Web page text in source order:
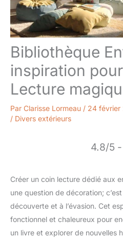
Bibliothèque
inspiration
Lecture
Par Clarisse Lormeau / 24 février
/ Divers extérieurs
4.8/5
Créer un coin lecture dédié aux
une question de décoration;
découverte et à l’évasion. Cet
fonctionnel et chaleureux pour
un livre et explorer de nouvelles